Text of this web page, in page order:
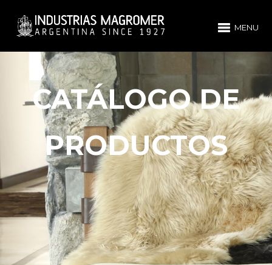
MENU
CATÁLOGO DE
PRODUCTOS